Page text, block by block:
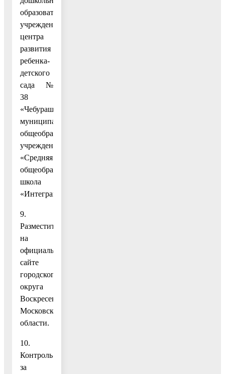
образовательного
учреждения
центра
развития
ребенка-
детского
сада №
38
«Чебурашка»,
муниципального
общеобразовательного
учреждения
«Средняя
общеобразовательная
школа
«Интеграция».
9.
Разместить
на
официальном
сайте
городского
округа
Воскресенск
Московской
области.
10.
Контроль
за